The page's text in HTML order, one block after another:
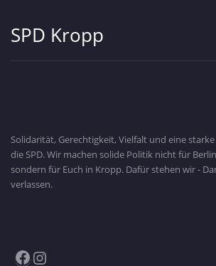
SPD Kropp
Solidarität, Gerechtigkeit, Vielfalt und eine
die SPD. Wir machen solide Politik nicht für
sondern für Euch in Kropp. Dafür stehen wir -
verlassen.
Facebook
Instagram